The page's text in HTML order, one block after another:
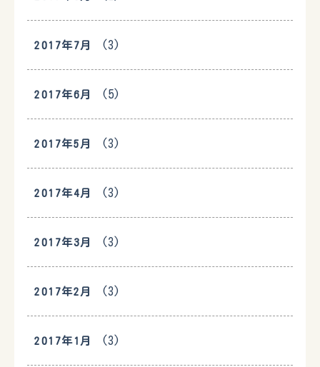
2017年7月 (3)
2017年6月 (5)
2017年5月 (3)
2017年4月 (3)
2017年3月 (3)
2017年2月 (3)
2017年1月 (3)